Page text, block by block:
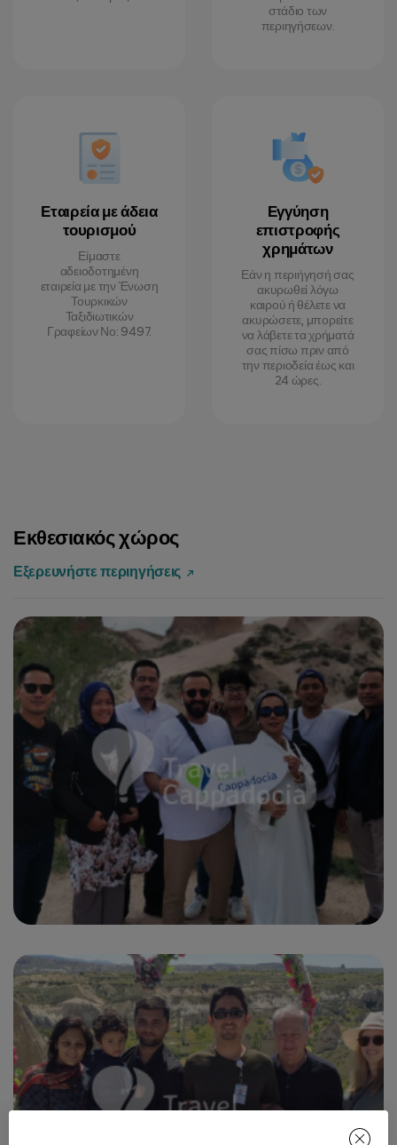
στάδιο των
περιηγήσεων.
Εταιρεία με άδεια
τουρισμού
Είμαστε
αδειοδοτημένη
εταιρεία με την Ένωση
Τουρκικών
Ταξιδιωτικών
Γραφείων Νο: 9497.
Εγγύηση
επιστροφής
χρημάτων
Εάν η περιήγησή σας
ακυρωθεί λόγω
καιρού ή θέλετε να
ακυρώσετε, μπορείτε
να λάβετε τα χρήματά
σας πίσω πριν από
την περιοδεία έως και
24 ώρες.
Εκθεσιακός χώρος
Εξερευνήστε περιηγήσεις